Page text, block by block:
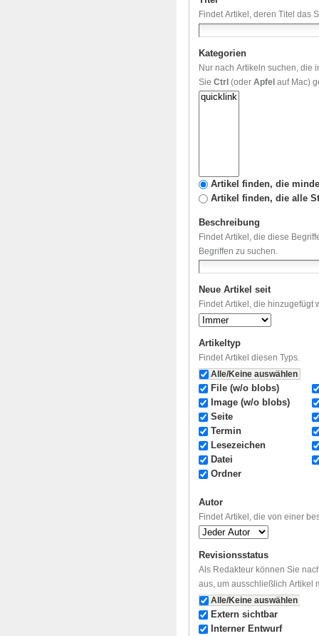
Findet Artikel, deren Titel das
Kategorien
Nur nach Artikeln suchen, die
SieCtrl (oderApfel auf Mac)
Artikel finden, die
Artikel finden, die alle
Beschreibung
Findet Artikel, die diese
Begriffen zu suchen.
Neue Artikel seit
Findet Artikel, die hinzugefügt
Artikeltyp
Findet Artikel diesen Typs.
Alle/Keine auswählen
File (w/o blobs)
Image (w/o blobs)
Seite
Termin
Lesezeichen
Datei
Ordner
Autor
Findet Artikel, die von einer
Revisionsstatus
Als Redakteur können Sie
aus, um ausschließlich Artikel
Alle/Keine auswählen
Extern sichtbar
Interner Entwurf